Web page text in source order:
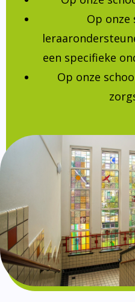
Op onze
een specifieke
Op onze